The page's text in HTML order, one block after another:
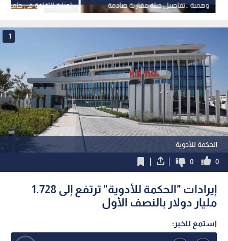
لوزارة الثقافة في جامعة
وهمية ..تفاصيل حيلة عقارية صادمة
في عمان
الحكمة للأدوية
1
0
0
إيرادات "الحكمة للأدوية" ترتفع إلى 1.728
مليار دولار بالنصف الأول
استمع للخبر: